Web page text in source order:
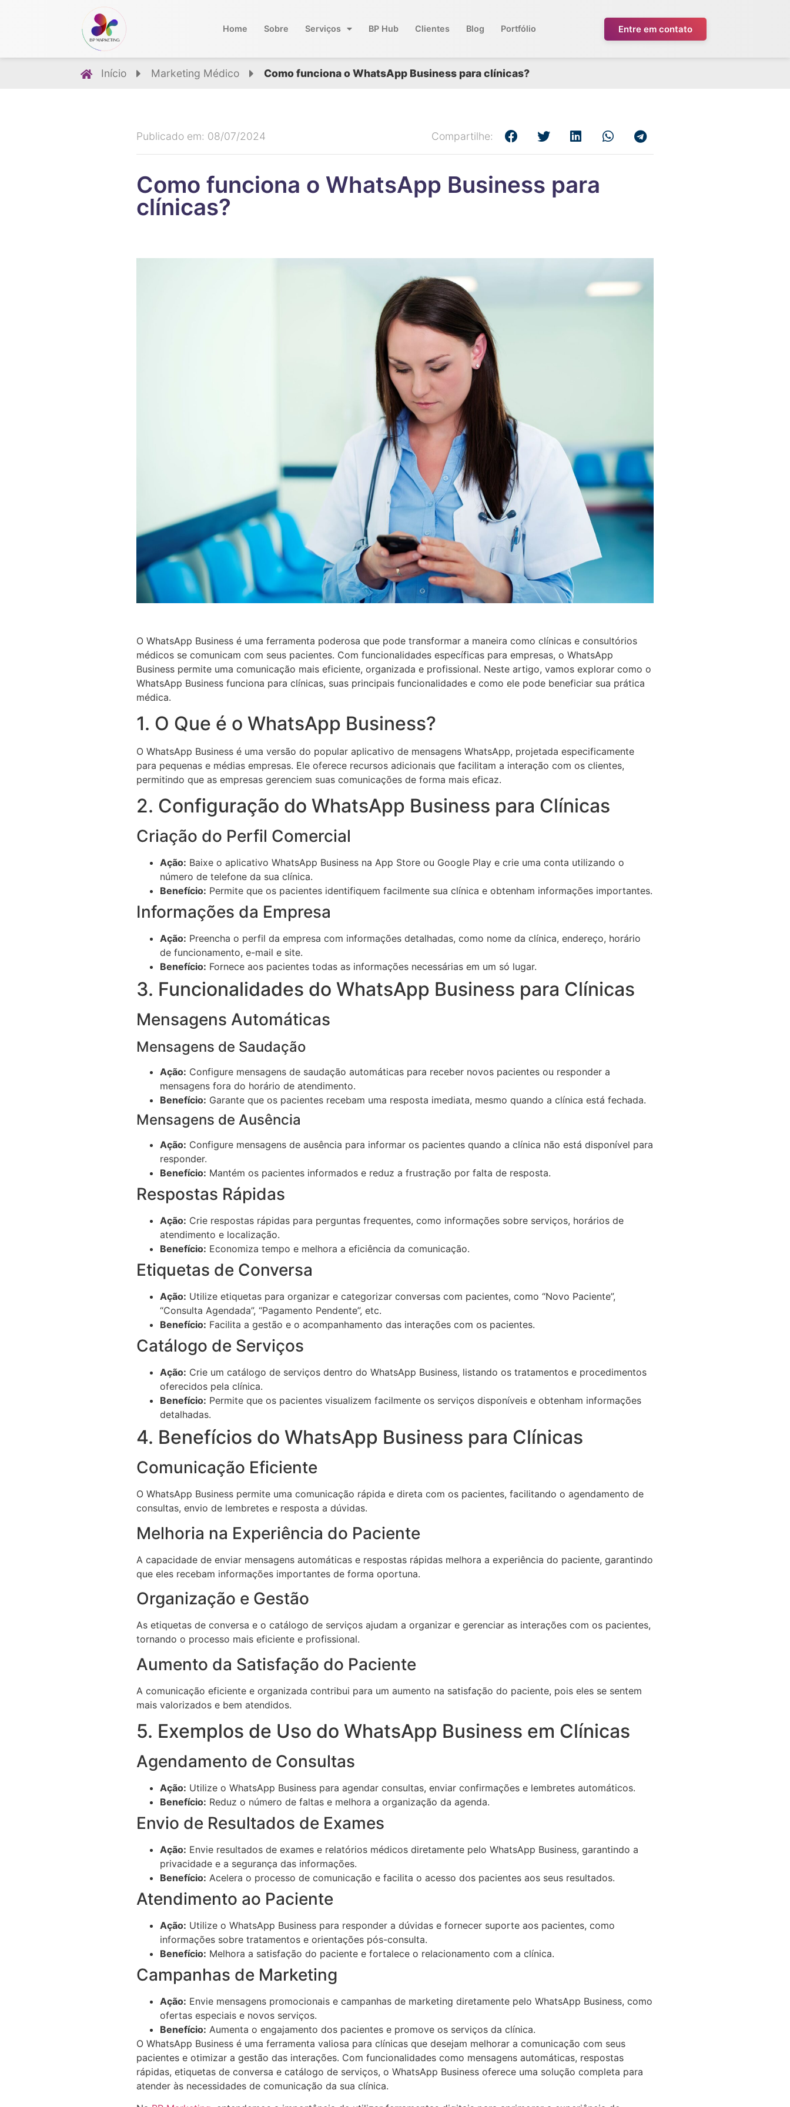
Home Sobre Serviços BP Hub Clientes Blog Portfólio Entre em contato
Início Marketing Médico Como funciona o WhatsApp Business para clínicas?
Publicado em: 08/07/2024 Compartilhe:
Como funciona o WhatsApp Business para
clínicas?
O WhatsApp Business é uma ferramenta poderosa que pode transformar a maneira como clínicas e consultórios
médicos se comunicam com seus pacientes. Com funcionalidades específicas para empresas, o WhatsApp
Business permite uma comunicação mais eficiente, organizada e profissional. Neste artigo, vamos explorar como o
WhatsApp Business funciona para clínicas, suas principais funcionalidades e como ele pode beneficiar sua prática
médica.
1. O Que é o WhatsApp Business?
O WhatsApp Business é uma versão do popular aplicativo de mensagens WhatsApp, projetada especificamente
para pequenas e médias empresas. Ele oferece recursos adicionais que facilitam a interação com os clientes,
permitindo que as empresas gerenciem suas comunicações de forma mais eficaz.
2. Configuração do WhatsApp Business para Clínicas
Criação do Perfil Comercial
Ação: Baixe o aplicativo WhatsApp Business na App Store ou Google Play e crie uma conta utilizando o
número de telefone da sua clínica.
Benefício: Permite que os pacientes identifiquem facilmente sua clínica e obtenham informações importantes.
Informações da Empresa
Ação: Preencha o perfil da empresa com informações detalhadas, como nome da clínica, endereço, horário
de funcionamento, e-mail e site.
Benefício: Fornece aos pacientes todas as informações necessárias em um só lugar.
3. Funcionalidades do WhatsApp Business para Clínicas
Mensagens Automáticas
Mensagens de Saudação
Ação: Configure mensagens de saudação automáticas para receber novos pacientes ou responder a
mensagens fora do horário de atendimento.
Benefício: Garante que os pacientes recebam uma resposta imediata, mesmo quando a clínica está fechada.
Mensagens de Ausência
Ação: Configure mensagens de ausência para informar os pacientes quando a clínica não está disponível para
responder.
Benefício: Mantém os pacientes informados e reduz a frustração por falta de resposta.
Respostas Rápidas
Ação: Crie respostas rápidas para perguntas frequentes, como informações sobre serviços, horários de
atendimento e localização.
Benefício: Economiza tempo e melhora a eficiência da comunicação.
Etiquetas de Conversa
Ação: Utilize etiquetas para organizar e categorizar conversas com pacientes, como “Novo Paciente”,
“Consulta Agendada”, “Pagamento Pendente”, etc.
Benefício: Facilita a gestão e o acompanhamento das interações com os pacientes.
Catálogo de Serviços
Ação: Crie um catálogo de serviços dentro do WhatsApp Business, listando os tratamentos e procedimentos
oferecidos pela clínica.
Benefício: Permite que os pacientes visualizem facilmente os serviços disponíveis e obtenham informações
detalhadas.
4. Benefícios do WhatsApp Business para Clínicas
Comunicação Eficiente
O WhatsApp Business permite uma comunicação rápida e direta com os pacientes, facilitando o agendamento de
consultas, envio de lembretes e resposta a dúvidas.
Melhoria na Experiência do Paciente
A capacidade de enviar mensagens automáticas e respostas rápidas melhora a experiência do paciente, garantindo
que eles recebam informações importantes de forma oportuna.
Organização e Gestão
As etiquetas de conversa e o catálogo de serviços ajudam a organizar e gerenciar as interações com os pacientes,
tornando o processo mais eficiente e profissional.
Aumento da Satisfação do Paciente
A comunicação eficiente e organizada contribui para um aumento na satisfação do paciente, pois eles se sentem
mais valorizados e bem atendidos.
5. Exemplos de Uso do WhatsApp Business em Clínicas
Agendamento de Consultas
Ação: Utilize o WhatsApp Business para agendar consultas, enviar confirmações e lembretes automáticos.
Benefício: Reduz o número de faltas e melhora a organização da agenda.
Envio de Resultados de Exames
Ação: Envie resultados de exames e relatórios médicos diretamente pelo WhatsApp Business, garantindo a
privacidade e a segurança das informações.
Benefício: Acelera o processo de comunicação e facilita o acesso dos pacientes aos seus resultados.
Atendimento ao Paciente
Ação: Utilize o WhatsApp Business para responder a dúvidas e fornecer suporte aos pacientes, como
informações sobre tratamentos e orientações pós-consulta.
Benefício: Melhora a satisfação do paciente e fortalece o relacionamento com a clínica.
Campanhas de Marketing
Ação: Envie mensagens promocionais e campanhas de marketing diretamente pelo WhatsApp Business, como
ofertas especiais e novos serviços.
Benefício: Aumenta o engajamento dos pacientes e promove os serviços da clínica.
O WhatsApp Business é uma ferramenta valiosa para clínicas que desejam melhorar a comunicação com seus
pacientes e otimizar a gestão das interações. Com funcionalidades como mensagens automáticas, respostas
rápidas, etiquetas de conversa e catálogo de serviços, o WhatsApp Business oferece uma solução completa para
atender às necessidades de comunicação da sua clínica.